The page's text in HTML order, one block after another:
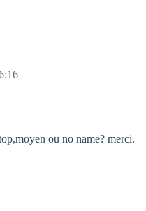
ou no name? merci.